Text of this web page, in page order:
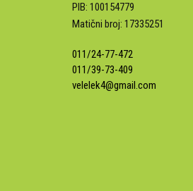
PIB: 100154779
Matični broj: 17335251
011/24-77-472
011/39-73-409
velelek4@gmail.com